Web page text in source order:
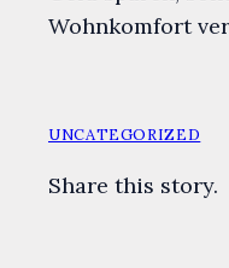
Wohnkomfort
UNCATEGORIZED
Share this story.